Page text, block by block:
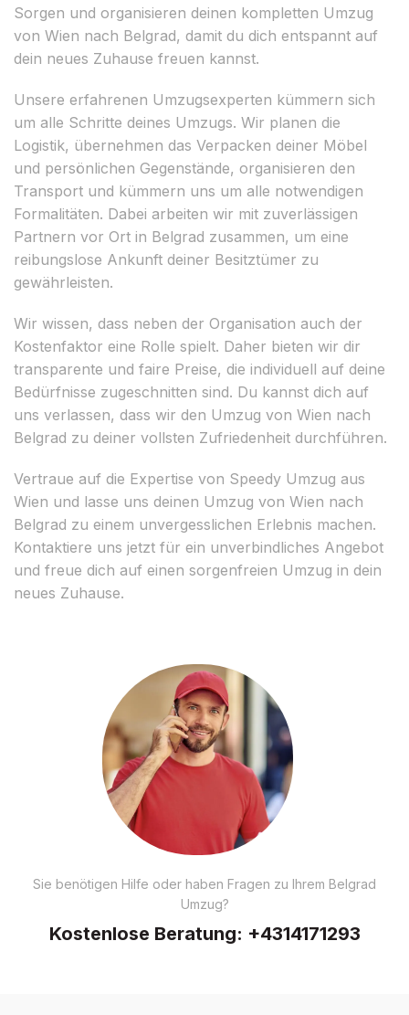
Sorgen und organisieren deinen kompletten Umzug
von Wien nach Belgrad, damit du dich entspannt auf
dein neues Zuhause freuen kannst.
Unsere erfahrenen Umzugsexperten kümmern sich
um alle Schritte deines Umzugs. Wir planen die
Logistik, übernehmen das Verpacken deiner Möbel
und persönlichen Gegenstände, organisieren den
Transport und kümmern uns um alle notwendigen
Formalitäten. Dabei arbeiten wir mit zuverlässigen
Partnern vor Ort in Belgrad zusammen, um eine
reibungslose Ankunft deiner Besitztümer zu
gewährleisten.
Wir wissen, dass neben der Organisation auch der
Kostenfaktor eine Rolle spielt. Daher bieten wir dir
transparente und faire Preise, die individuell auf deine
Bedürfnisse zugeschnitten sind. Du kannst dich auf
uns verlassen, dass wir den Umzug von Wien nach
Belgrad zu deiner vollsten Zufriedenheit durchführen.
Vertraue auf die Expertise von Speedy Umzug aus
Wien und lasse uns deinen Umzug von Wien nach
Belgrad zu einem unvergesslichen Erlebnis machen.
Kontaktiere uns jetzt für ein unverbindliches Angebot
und freue dich auf einen sorgenfreien Umzug in dein
neues Zuhause.
Sie benötigen Hilfe oder haben Fragen zu Ihrem Belgrad
Umzug?
Kostenlose Beratung: +4314171293